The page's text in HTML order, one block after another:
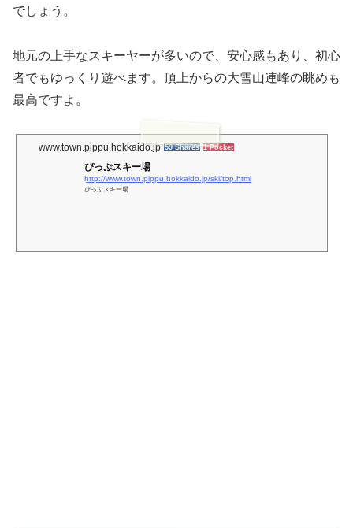
でしょう。
地元の上手なスキーヤーが多いので、安心感もあり、初心
者でもゆっくり遊べます。頂上からの大雪山連峰の眺めも
最高ですよ。
www.town.pippu.hokkaido.jp 59 Shares 1 Pocket
ぴっぷスキー場
http://www.town.pippu.hokkaido.jp/ski/top.html
ぴっぷスキー場